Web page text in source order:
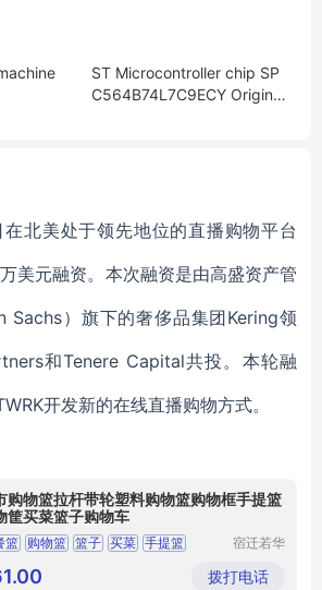
ST Microcontroller chip SP
C564B74L7C9ECY Original
北美处于领先地位的直播购物平台
美元融资。本次融资是由高盛资产管
Sachs）旗下的奢侈品集团Kering领
和Tenere Capital共投。本轮融
开发新的在线直播购物方式。
购物篮拉杆带轮塑料购物篮购物框手提篮
筐买菜篮子购物车
篮 购物篮 篮子 买菜 手提篮
宿迁若华
有限公司
拨打电话